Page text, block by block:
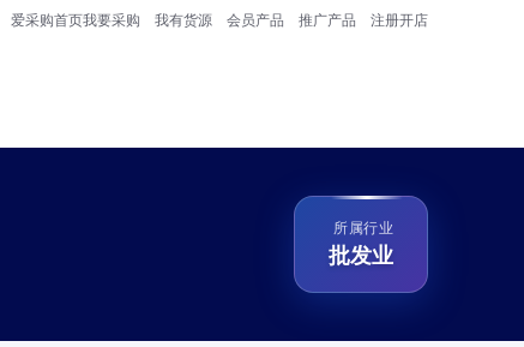
爱采购首页我要采购 我有货源 会员产品 推广产品 注册开店
所属行业
批发业